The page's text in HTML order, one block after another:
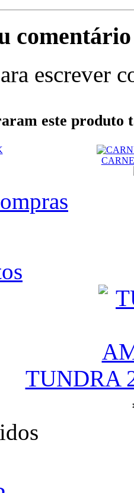
comentário
escrever
este produto
TUNDRA